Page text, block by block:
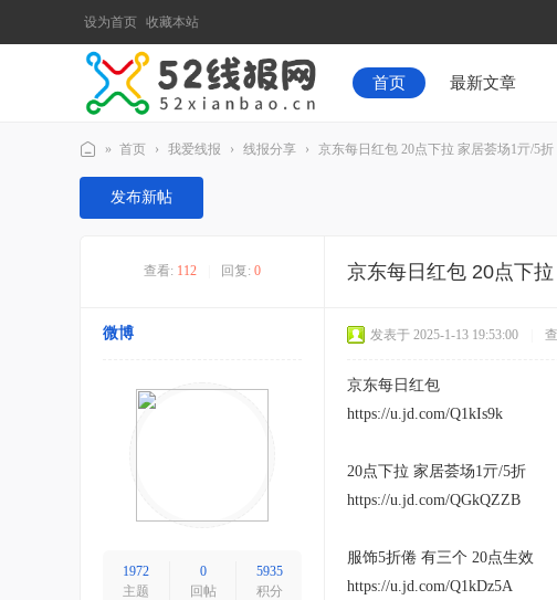
设为首页 收藏本站
首页 最新文章
52
线
» 首页 › 我爱线报 › 线报分享 › 京东每日红包 20点下拉 家居荟场1亓/5折
发布新帖
查看: 112 回复: 0 京东每日红包 20点下
微博
1972
主题
0
回帖
5935
积分
发表于 2025-1-13 19:53:00
京东每日红包
https://u.jd.com/Q1kIs9k
20点下拉 家居荟场1亓/5折
https://u.jd.com/QGkQZZB
服饰5折倦 有三个 20点生效
https://u.jd.com/Q1kDz5A